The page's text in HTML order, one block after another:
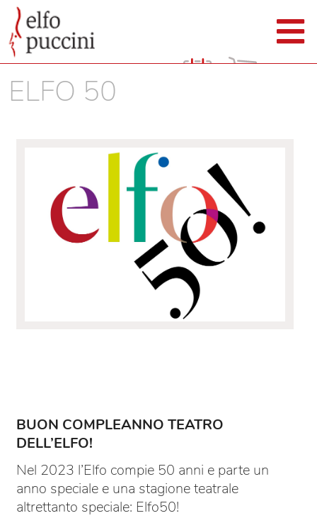
ELFO 50
BUON COMPLEANNO TEATRO
DELL’ELFO!
Nel 2023 l’Elfo compie 50 anni e parte un
anno speciale e una stagione teatrale
altrettanto speciale: Elfo50!